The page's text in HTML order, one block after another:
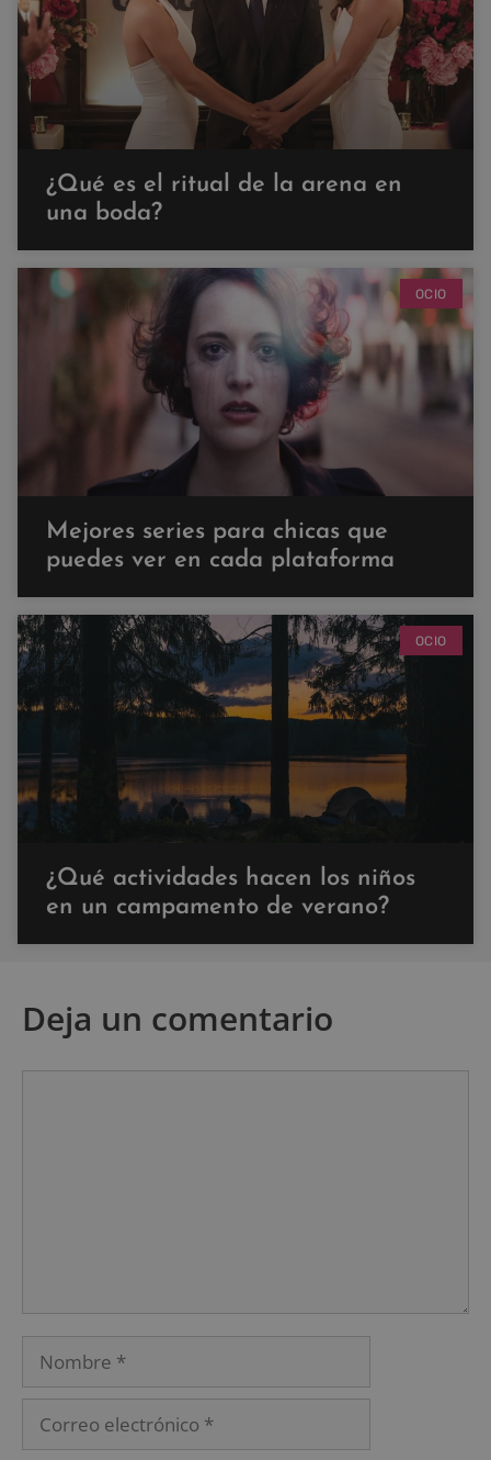
¿Qué es el ritual de la arena en
una boda?
OCIO
Mejores series para chicas que
puedes ver en cada plataforma
OCIO
¿Qué actividades hacen los niños
en un campamento de verano?
Deja un comentario